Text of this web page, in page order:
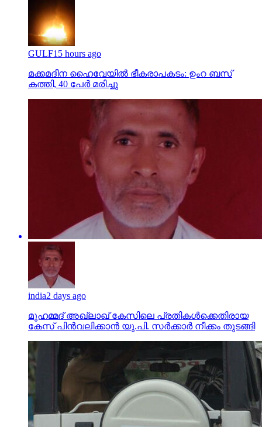
GULF15 hours ago
മക്കമദീന ഹൈവേയില്‍ ഭീകരാപകടം: ഉംറ ബസ്
കത്തി, 40 പേര്‍ മരിച്ചു
india2 days ago
മുഹമ്മദ് അഖ്‌ലാഖ് കേസിലെ പ്രതികള്‍ക്കെതിരായ
കേസ് പിന്‍വലിക്കാന്‍ യു.പി. സര്‍ക്കാര്‍ നീക്കം തുടങ്ങി